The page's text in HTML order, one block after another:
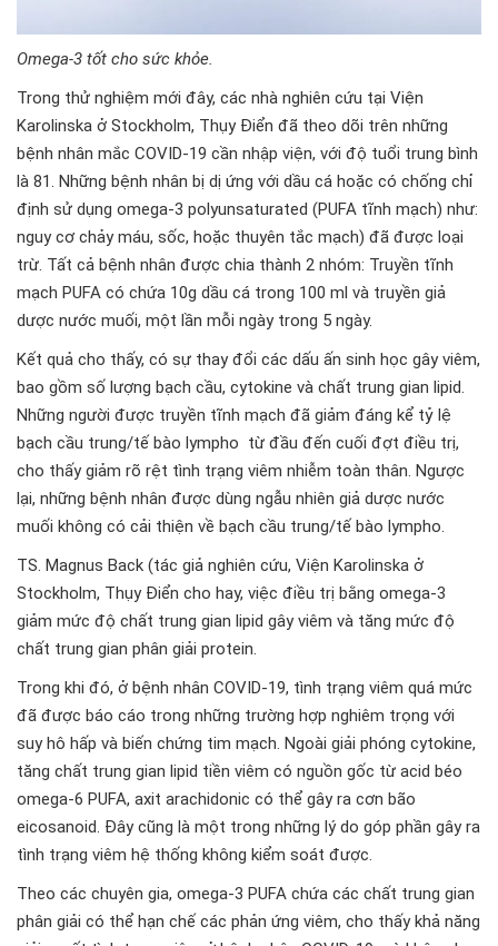
Omega-3 tốt cho sức khỏe.
Trong thử nghiệm mới đây, các nhà nghiên cứu tại Viện
Karolinska ở Stockholm, Thụy Điển đã theo dõi trên những
bệnh nhân mắc COVID-19 cần nhập viện, với độ tuổi trung bình
là 81. Những bệnh nhân bị dị ứng với dầu cá hoặc có chống chỉ
định sử dụng omega-3 polyunsaturated (PUFA tĩnh mạch) như:
nguy cơ chảy máu, sốc, hoặc thuyên tắc mạch) đã được loại
trừ. Tất cả bệnh nhân được chia thành 2 nhóm: Truyền tĩnh
mạch PUFA có chứa 10g dầu cá trong 100 ml và truyền giả
dược nước muối, một lần mỗi ngày trong 5 ngày.
Kết quả cho thấy, có sự thay đổi các dấu ấn sinh học gây viêm,
bao gồm số lượng bạch cầu, cytokine và chất trung gian lipid.
Những người được truyền tĩnh mạch đã giảm đáng kể tỷ lệ
bạch cầu trung/tế bào lympho từ đầu đến cuối đợt điều trị,
cho thấy giảm rõ rệt tình trạng viêm nhiễm toàn thân. Ngược
lại, những bệnh nhân được dùng ngẫu nhiên giả dược nước
muối không có cải thiện về bạch cầu trung/tế bào lympho.
TS. Magnus Back (tác giả nghiên cứu, Viện Karolinska ở
Stockholm, Thụy Điển cho hay, việc điều trị bằng omega-3
giảm mức độ chất trung gian lipid gây viêm và tăng mức độ
chất trung gian phân giải protein.
Trong khi đó, ở bệnh nhân COVID-19, tình trạng viêm quá mức
đã được báo cáo trong những trường hợp nghiêm trọng với
suy hô hấp và biến chứng tim mạch. Ngoài giải phóng cytokine,
tăng chất trung gian lipid tiền viêm có nguồn gốc từ acid béo
omega-6 PUFA, axit arachidonic có thể gây ra cơn bão
eicosanoid. Đây cũng là một trong những lý do góp phần gây ra
tình trạng viêm hệ thống không kiểm soát được.
Theo các chuyên gia, omega-3 PUFA chứa các chất trung gian
phân giải có thể hạn chế các phản ứng viêm, cho thấy khả năng